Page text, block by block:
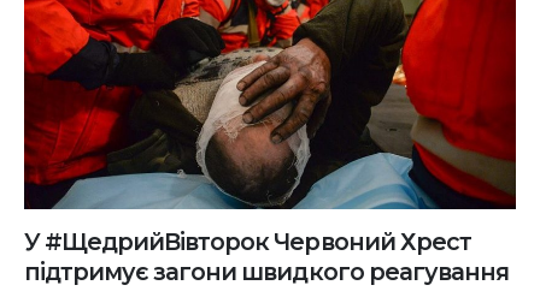
У #ЩедрийВівторок Червоний Хрест
підтримує загони швидкого реагування